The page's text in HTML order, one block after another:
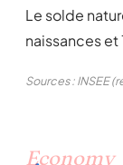
Le solde
naissances et
Sources : INSEE
Economy